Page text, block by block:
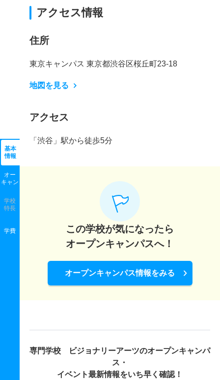
基本
情報
オー
キャン
学校
特長
学費
アクセス情報
住所
東京キャンパス 東京都渋谷区桜丘町23-18
地図を見る
アクセス
「渋谷」駅から徒歩5分
この学校が気になったら
オープンキャンパスへ！
オープンキャンパス情報をみる
専門学校 ビジョナリーアーツのオープンキャンパ
ス・
イベント最新情報をいち早く確認！